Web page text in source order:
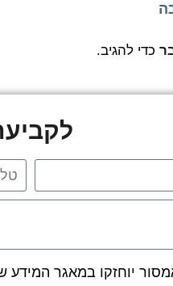
כדי להגיב.
יוחזקו במאגר המידע